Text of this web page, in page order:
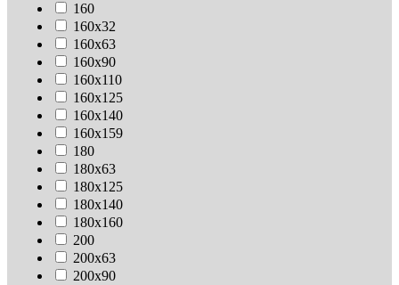
160
160х32
160х63
160х90
160х110
160х125
160х140
160х159
180
180х63
180х125
180х140
180х160
200
200х63
200х90